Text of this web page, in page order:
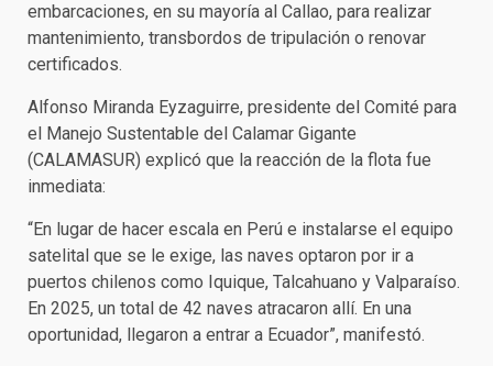
embarcaciones, en su mayoría al Callao, para realizar
mantenimiento, transbordos de tripulación o renovar
certificados.
Alfonso Miranda Eyzaguirre, presidente del Comité para
el Manejo Sustentable del Calamar Gigante
(CALAMASUR) explicó que la reacción de la flota fue
inmediata:
“En lugar de hacer escala en Perú e instalarse el equipo
satelital que se le exige, las naves optaron por ir a
puertos chilenos como Iquique, Talcahuano y Valparaíso.
En 2025, un total de 42 naves atracaron allí. En una
oportunidad, llegaron a entrar a Ecuador”, manifestó.